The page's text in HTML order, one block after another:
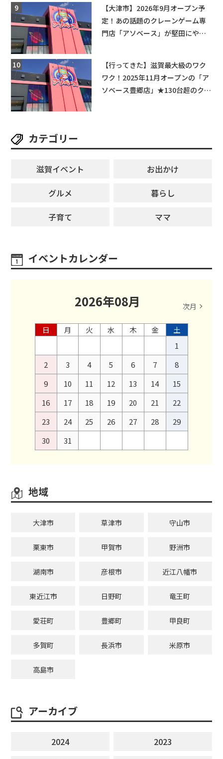
【大津市】2026年9月オープン予
定！あの話題のクレーンゲーム専
門店「アソベース」が堅田にやっ
【行ってきた】滋賀最大級のワク
ワク！2025年11月オープンの「ア
ソベース豊郷店」★130台超のクレ
カテゴリー
滋賀イベント
お出かけ
グルメ
暮らし
子育て
ママ
イベントカレンダー
2026年08月 次月
日 月 火 水 木 金
土
1
2
3 4 5 6 7
8
9
10 11 12 13 14
15
16
17 18 19 20 21
22
23
24 25 26 27 28
29
30
31
地域
大津市 草津市 守山市
栗東市 甲賀市 野洲市
湖南市 彦根市 近江八幡市
東近江市 日野町 竜王町
愛荘町 豊郷町 甲良町
多賀町 長浜市 米原市
高島市
アーカイブ
2024
2023